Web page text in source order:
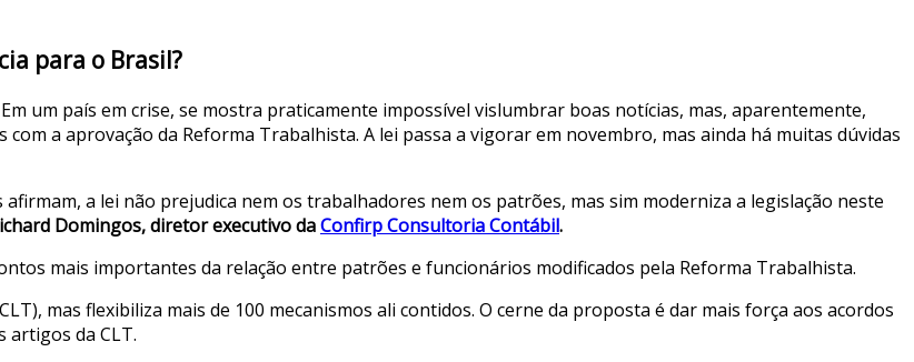
para o Brasil?
um país em crise, se mostra praticamente impossível vislumbrar boas notícias, mas, aparentemente,
a aprovação da Reforma Trabalhista. A lei passa a vigorar em novembro, mas ainda há muitas dúvidas
a lei não prejudica nem os trabalhadores nem os patrões, mas sim moderniza a legislação neste
Domingos, diretor executivo daConfirp Consultoria Contábil.
mais importantes da relação entre patrões e funcionários modificados pela Reforma Trabalhista.
mas flexibiliza mais de 100 mecanismos ali contidos. O cerne da proposta é dar mais força aos acordos
da CLT.